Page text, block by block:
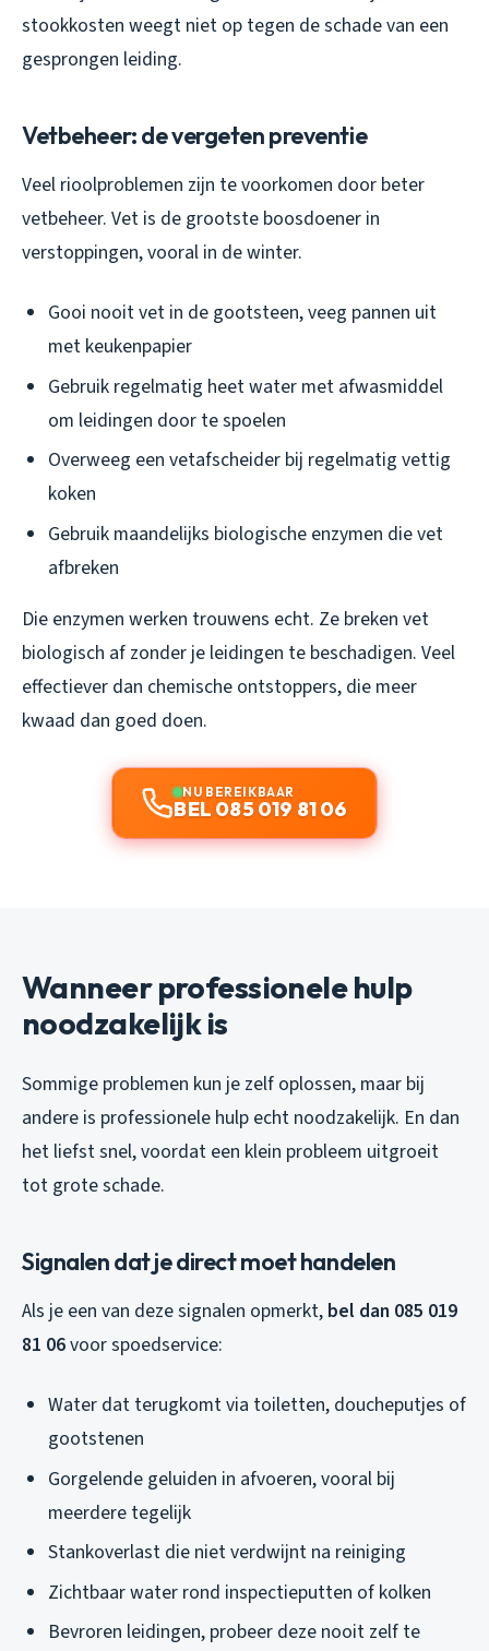
stookkosten weegt niet op tegen de schade van een
gesprongen leiding.
Vetbeheer: de vergeten preventie
Veel rioolproblemen zijn te voorkomen door beter
vetbeheer. Vet is de grootste boosdoener in
verstoppingen, vooral in de winter.
Gooi nooit vet in de gootsteen, veeg pannen uit
met keukenpapier
Gebruik regelmatig heet water met afwasmiddel
om leidingen door te spoelen
Overweeg een vetafscheider bij regelmatig vettig
koken
Gebruik maandelijks biologische enzymen die vet
afbreken
Die enzymen werken trouwens echt. Ze breken vet
biologisch af zonder je leidingen te beschadigen. Veel
effectiever dan chemische ontstoppers, die meer
kwaad dan goed doen.
NU BEREIKBAAR
BEL 085 019 81 06
Wanneer professionele hulp
noodzakelijk is
Sommige problemen kun je zelf oplossen, maar bij
andere is professionele hulp echt noodzakelijk. En dan
het liefst snel, voordat een klein probleem uitgroeit
tot grote schade.
Signalen dat je direct moet handelen
Als je een van deze signalen opmerkt, bel dan 085 019
81 06voor spoedservice:
Water dat terugkomt via toiletten, doucheputjes of
gootstenen
Gorgelende geluiden in afvoeren, vooral bij
meerdere tegelijk
Stankoverlast die niet verdwijnt na reiniging
Zichtbaar water rond inspectieputten of kolken
Bevroren leidingen, probeer deze nooit zelf te